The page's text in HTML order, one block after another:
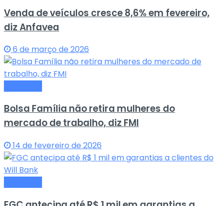
Venda de veículos cresce 8,6% em fevereiro,
diz Anfavea
6 de março de 2026
Bolsa Família não retira mulheres do
mercado de trabalho, diz FMI
14 de fevereiro de 2026